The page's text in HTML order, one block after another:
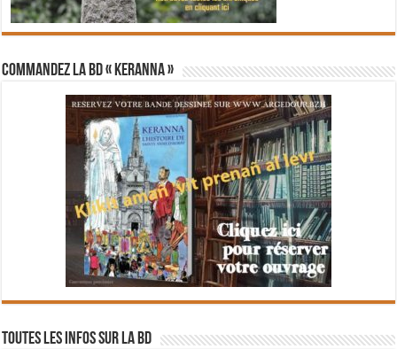
Commandez la BD « Keranna »
Toutes les infos sur la BD